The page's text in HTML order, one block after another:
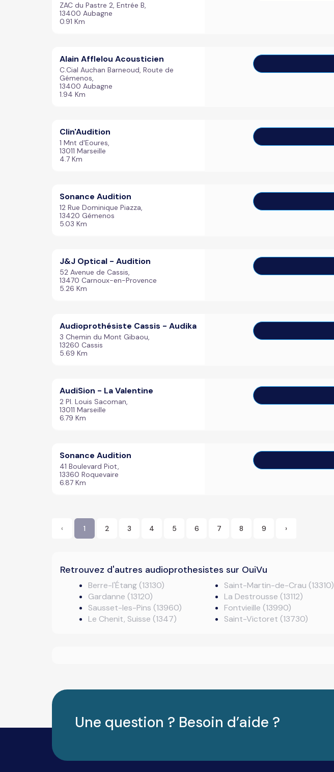
ZAC du Pastre 2, Entrée B,
13400 Aubagne
0.91 Km
Alain Afflelou Acousticien
C.Cial Auchan Barneoud, Route de
Gémenos,
13400 Aubagne
1.94 Km
Clin'Audition
1 Mnt d'Eoures,
13011 Marseille
4.7 Km
Sonance Audition
12 Rue Dominique Piazza,
13420 Gémenos
5.03 Km
J&J Optical - Audition
52 Avenue de Cassis,
13470 Carnoux-en-Provence
5.26 Km
Audioprothésiste Cassis - Audika
3 Chemin du Mont Gibaou,
13260 Cassis
5.69 Km
AudiSion - La Valentine
2 Pl. Louis Sacoman,
13011 Marseille
6.79 Km
Sonance Audition
41 Boulevard Piot,
13360 Roquevaire
6.87 Km
‹ 1 2 3 4 5 6 7 8 9 ›
Retrouvez d'autres audioprothesistes sur OuiVu
Berre-l'Étang (13130)
Gardanne (13120)
Sausset-les-Pins (13960)
Le Chenit, Suisse (1347)
Saint-Martin-de-Crau (13310)
La Destrousse (13112)
Fontvieille (13990)
Saint-Victoret (13730)
Une question ? Besoin d’aide ?